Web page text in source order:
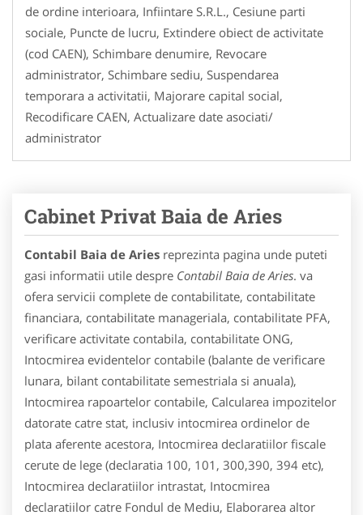
de ordine interioara, Infiintare S.R.L., Cesiune parti
sociale, Puncte de lucru, Extindere obiect de activitate
(cod CAEN), Schimbare denumire, Revocare
administrator, Schimbare sediu, Suspendarea
temporara a activitatii, Majorare capital social,
Recodificare CAEN, Actualizare date asociati/
administrator
Cabinet Privat Baia de Aries
Contabil Baia de Aries reprezinta pagina unde puteti
gasi informatii utile despre Contabil Baia de Aries. va
ofera servicii complete de contabilitate, contabilitate
financiara, contabilitate manageriala, contabilitate PFA,
verificare activitate contabila, contabilitate ONG,
Intocmirea evidentelor contabile (balante de verificare
lunara, bilant contabilitate semestriala si anuala),
Intocmirea rapoartelor contabile, Calcularea impozitelor
datorate catre stat, inclusiv intocmirea ordinelor de
plata aferente acestora, Intocmirea declaratiilor fiscale
cerute de lege (declaratia 100, 101, 300,390, 394 etc),
Intocmirea declaratiilor intrastat, Intocmirea
declaratiilor catre Fondul de Mediu, Elaborarea altor